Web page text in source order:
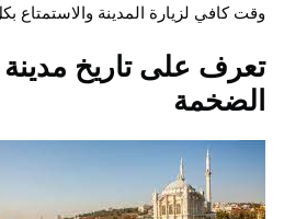
وقت كافي لزيارة المدينة والاستمتاع
تعرف على تاريخ مدينة
الضخمة